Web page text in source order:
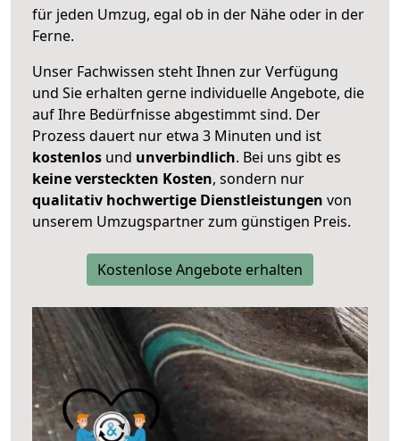
für jeden Umzug, egal ob in der Nähe oder in der
Ferne.
Unser Fachwissen steht Ihnen zur Verfügung
und Sie erhalten gerne individuelle Angebote, die
auf Ihre Bedürfnisse abgestimmt sind. Der
Prozess dauert nur etwa 3 Minuten und ist
kostenlos und unverbindlich. Bei uns gibt es
keine versteckten Kosten, sondern nur
qualitativ hochwertige Dienstleistungen von
unserem Umzugspartner zum günstigen Preis.
Kostenlose Angebote erhalten